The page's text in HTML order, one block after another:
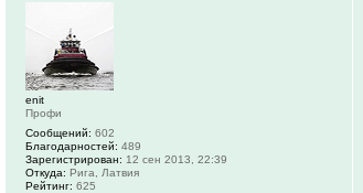
enit
Профи
Сообщений: 602
Благодарностей: 489
Зарегистрирован: 12 сен 2013, 22:39
Откуда: Рига, Латвия
Рейтинг: 625